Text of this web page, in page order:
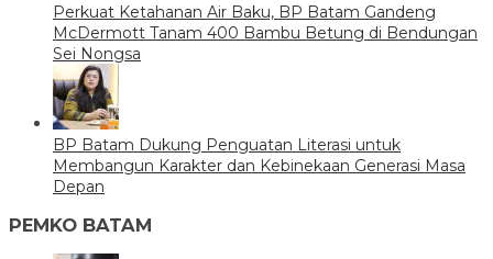
Perkuat Ketahanan Air Baku, BP Batam Gandeng
McDermott Tanam 400 Bambu Betung di Bendungan
Sei Nongsa
BP Batam Dukung Penguatan Literasi untuk
Membangun Karakter dan Kebinekaan Generasi Masa
Depan
PEMKO BATAM